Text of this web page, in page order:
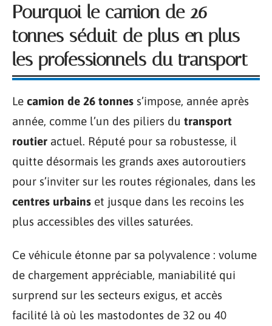
Pourquoi le camion de 26
tonnes séduit de plus en plus
les professionnels du transport
Le camion de 26 tonnes s’impose, année après
année, comme l’un des piliers du transport
routier actuel. Réputé pour sa robustesse, il
quitte désormais les grands axes autoroutiers
pour s’inviter sur les routes régionales, dans les
centres urbains et jusque dans les recoins les
plus accessibles des villes saturées.
Ce véhicule étonne par sa polyvalence : volume
de chargement appréciable, maniabilité qui
surprend sur les secteurs exigus, et accès
facilité là où les mastodontes de 32 ou 40